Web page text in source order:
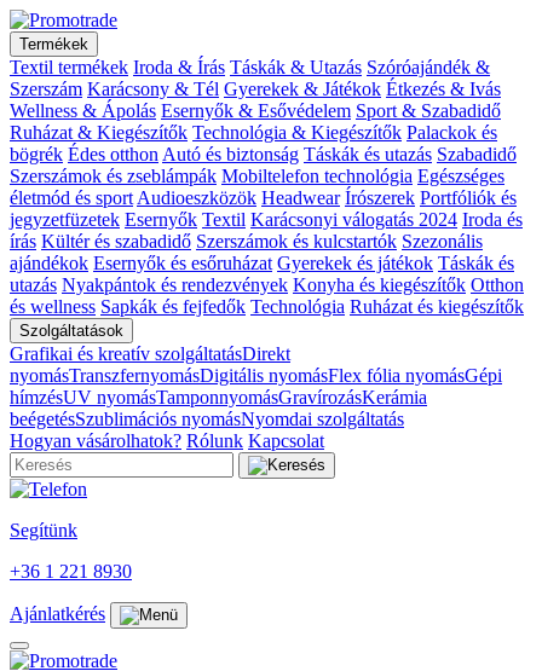
Termékek
Textil termékek Iroda & Írás Táskák & Utazás Szóróajándék &
Szerszám Karácsony & Tél Gyerekek & Játékok Étkezés & Ivás
Wellness & Ápolás Esernyők & Esővédelem Sport & Szabadidő
Ruházat & Kiegészítők Technológia & Kiegészítők Palackok és
bögrék Édes otthon Autó és biztonság Táskák és utazás Szabadidő
Szerszámok és zseblámpák Mobiltelefon technológia Egészséges
életmód és sport Audioeszközök Headwear Írószerek Portfóliók és
jegyzetfüzetek Esernyők Textil Karácsonyi válogatás 2024 Iroda és
írás Kültér és szabadidő Szerszámok és kulcstartók Szezonális
ajándékok Esernyők és esőruházat Gyerekek és játékok Táskák és
utazás Nyakpántok és rendezvények Konyha és kiegészítők Otthon
és wellness Sapkák és fejfedők Technológia Ruházat és kiegészítők
Szolgáltatások
Grafikai és kreatív szolgáltatásDirekt
nyomásTranszfernyomásDigitális nyomásFlex fólia nyomásGépi
hímzésUV nyomásTamponnyomásGravírozásKerámia
beégetésSzublimációs nyomásNyomdai szolgáltatás
Hogyan vásárolhatok? Rólunk Kapcsolat
Segítünk
+36 1 221 8930
Ajánlatkérés